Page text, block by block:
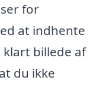
for
at indhente
billede af
du ikke